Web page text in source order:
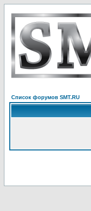
Список форумов SMT.RU